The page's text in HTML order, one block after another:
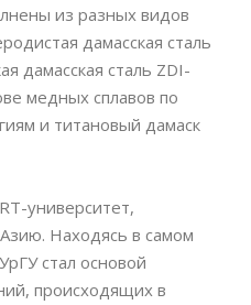
из разных видов
дамасская сталь
дамасская сталь ZDI-
медных сплавов по
и титановый дамаск
университет,
Находясь в самом
стал основой
происходящих в